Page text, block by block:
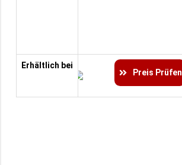
Erhältlich bei
Preis Prüfen